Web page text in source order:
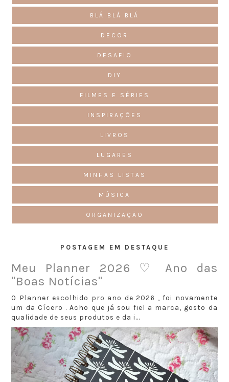
BLÁ BLÁ BLÁ
DECOR
DESAFIO
DIY
FILMES E SÉRIES
INSPIRAÇÕES
LIVROS
LUGARES
MINHAS LISTAS
MÚSICA
ORGANIZAÇÃO
POSTAGEM EM DESTAQUE
Meu Planner 2026 ♡ Ano das
"Boas Notícias"
O Planner escolhido pro ano de 2026 , foi novamente
um da Cícero . Acho que já sou fiel a marca, gosto da
qualidade de seus produtos e da i...